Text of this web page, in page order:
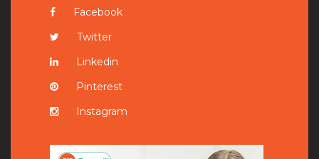
Facebook
Twitter
Linkedin
Pinterest
Instagram